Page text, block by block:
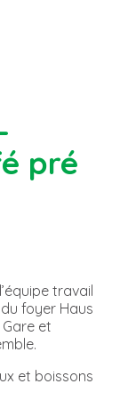
pré
travail
foyer Haus
et
et boissons